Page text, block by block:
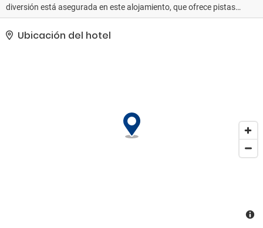
diversión está asegurada en este alojamiento, que ofrece pistas
de tenis al aire libre, un centro de bienestar y una piscina cubierta.
En este hotel de estilo mediterráneo encontrarás también
Ubicación del hotel